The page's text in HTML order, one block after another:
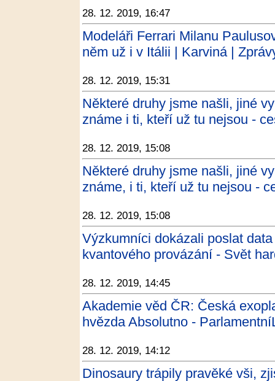
28. 12. 2019, 16:47
Modeláři Ferrari Milanu
něm už i v Itálii | Karviná |
28. 12. 2019, 15:31
Některé druhy jsme našli, jiné
známe i ti, kteří už tu nejsou -
28. 12. 2019, 15:08
Některé druhy jsme našli, jiné
známe, i ti, kteří už tu nejsou -
28. 12. 2019, 15:08
Výzkumníci dokázali poslat
kvantového provázání - Svět
28. 12. 2019, 14:45
Akademie věd ČR: Česká
hvězda Absolutno -
28. 12. 2019, 14:12
Dinosaury trápily pravěké vši,